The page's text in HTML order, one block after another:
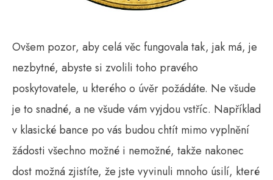
Ovšem pozor, aby celá věc fungovala tak, jak má, je
nezbytné, abyste si zvolili toho pravého
poskytovatele, u kterého o úvěr požádáte. Ne všude
je to snadné, a ne všude vám vyjdou vstříc. Například
v klasické bance po vás budou chtít mimo vyplnění
žádosti všechno možné i nemožné, takže nakonec
dost možná zjistíte, že jste vyvinuli mnoho úsilí, které